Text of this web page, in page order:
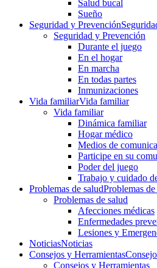
Salud bucal
Sueño
Seguridad y Prevención
Seguridad y Prevención
Durante el juego
En el hogar
En marcha
En todas partes
Inmunizaciones
Vida familiarVida familiar
Vida familiar
Dinámica familiar
Hogar médico
Medios de
Participe en su
Poder del juego
Trabajo y cuidado
Problemas de saludProblemas de
Problemas de salud
Afecciones médicas
Enfermedades
Lesiones y
NoticiasNoticias
Consejos y Herramientas
Consejos y Herramientas